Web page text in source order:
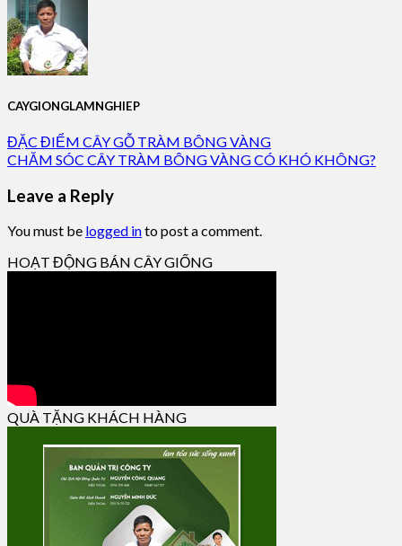
CAYGIONGLAMNGHIEP
ĐẶC ĐIỂM CÂY GỖ TRÀM BÔNG VÀNG
CHĂM SÓC CÂY TRÀM BÔNG VÀNG CÓ KHÓ KHÔNG?
Leave a Reply
You must be logged into post a comment.
HOẠT ĐỘNG BÁN CÂY GIỐNG
QUÀ TẶNG KHÁCH HÀNG